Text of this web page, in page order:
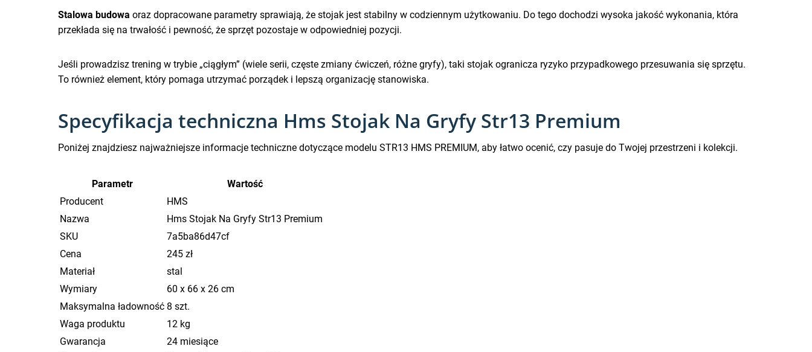
Stalowa budowa oraz dopracowane parametry sprawiają, że stojak jest stabilny w codziennym użytkowaniu. Do tego dochodzi wysoka jakość wykonania, która
przekłada się na trwałość i pewność, że sprzęt pozostaje w odpowiedniej pozycji.
Jeśli prowadzisz trening w trybie „ciągłym” (wiele serii, częste zmiany ćwiczeń, różne gryfy), taki stojak ogranicza ryzyko przypadkowego przesuwania się sprzętu.
To również element, który pomaga utrzymać porządek i lepszą organizację stanowiska.
Specyfikacja techniczna Hms Stojak Na Gryfy Str13 Premium
Poniżej znajdziesz najważniejsze informacje techniczne dotyczące modelu STR13 HMS PREMIUM, aby łatwo ocenić, czy pasuje do Twojej przestrzeni i kolekcji.
Parametr
Wartość
Producent
HMS
Nazwa
Hms Stojak Na Gryfy Str13 Premium
SKU
7a5ba86d47cf
Cena
245 zł
Materiał
stal
Wymiary
60 x 66 x 26 cm
Maksymalna ładowność 8 szt.
Waga produktu
12 kg
Gwarancja
24 miesiące